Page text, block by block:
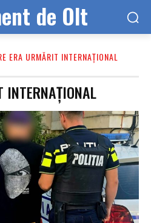
de Olt
ERA URMĂRIT INTERNAȚIONAL
INTERNAȚIONAL